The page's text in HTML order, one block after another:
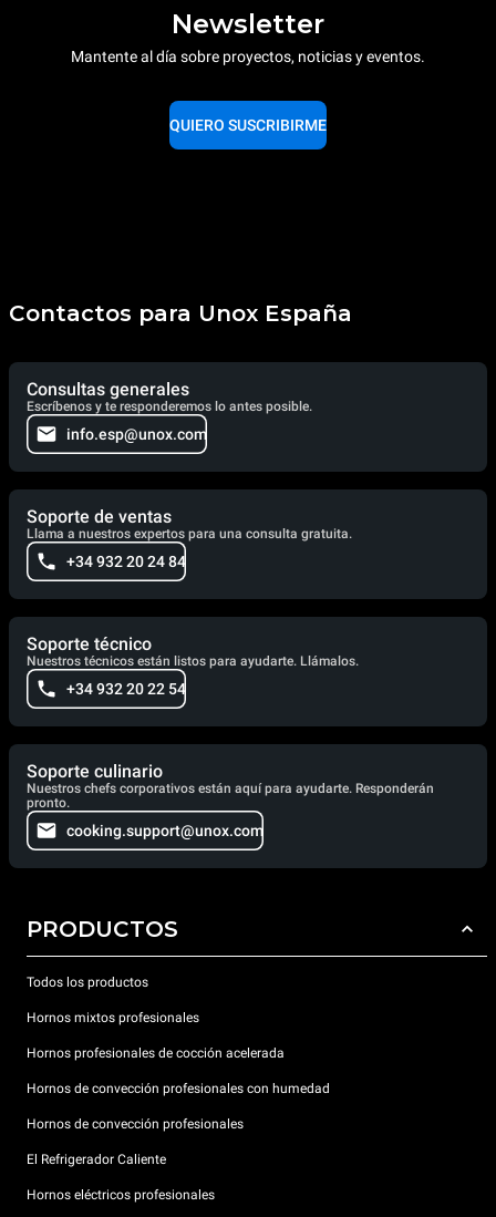
Newsletter
Mantente al día sobre proyectos, noticias y eventos.
QUIERO SUSCRIBIRME
Contactos para Unox España
Consultas generales
Escríbenos y te responderemos lo antes posible.
info.esp@unox.com
Soporte de ventas
Llama a nuestros expertos para una consulta gratuita.
+34 932 20 24 84
Soporte técnico
Nuestros técnicos están listos para ayudarte. Llámalos.
+34 932 20 22 54
Soporte culinario
Nuestros chefs corporativos están aquí para ayudarte. Responderán
pronto.
cooking.support@unox.com
PRODUCTOS
Todos los productos
Hornos mixtos profesionales
Hornos profesionales de cocción acelerada
Hornos de convección profesionales con humedad
Hornos de convección profesionales
El Refrigerador Caliente
Hornos eléctricos profesionales